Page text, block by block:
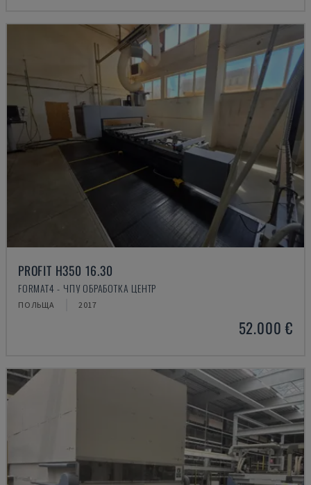
PROFIT H350 16.30
FORMAT4 - ЧПУ ОБРАБОТКА ЦЕНТР
ПОЛЬЩА 2017
52.000 €